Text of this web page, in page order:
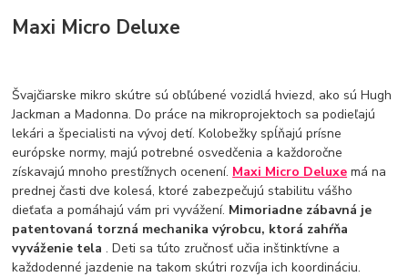
Maxi Micro Deluxe
Švajčiarske mikro skútre sú obľúbené vozidlá hviezd, ako sú Hugh
Jackman a Madonna. Do práce na mikroprojektoch sa podieľajú
lekári a špecialisti na vývoj detí. Kolobežky spĺňajú prísne
európske normy, majú potrebné osvedčenia a každoročne
získavajú mnoho prestížnych ocenení. Maxi Micro Deluxe má na
prednej časti dve kolesá, ktoré zabezpečujú stabilitu vášho
dieťaťa a pomáhajú vám pri vyvážení. Mimoriadne zábavná je
patentovaná torzná mechanika výrobcu, ktorá zahŕňa
vyváženie tela. Deti sa túto zručnosť učia inštinktívne a
každodenné jazdenie na takom skútri rozvíja ich koordináciu.